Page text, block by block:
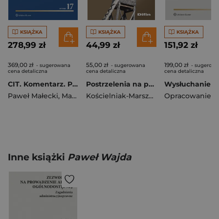
KSIĄŻKA
278,99 zł
369,00 zł - sugerowana
cena detaliczna
CIT. Komentarz. Podatki i rachunkowość wyd. 2026
Paweł Małecki, Małgorzata Mazurkiewicz
KSIĄŻKA
44,99 zł
55,00 zł - sugerowana
cena detaliczna
Postrzelenia na polowaniach. Teoria, praktyka i orzecznictwo
Kościelniak-Marszał Miłosz
KSIĄŻKA
151,92 zł
199,00 zł -
cena detaliczna
Inne książki Paweł Wajda